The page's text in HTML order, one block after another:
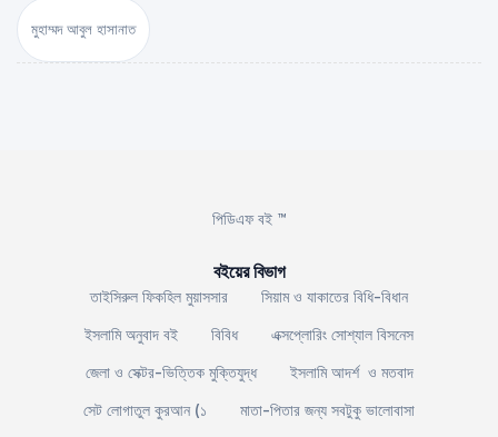
মুহাম্মদ আবুল হাসানাত
পিডিএফ বই ™
বইয়ের বিভাগ
তাইসিরুল ফিকহিল মুয়াসসার
সিয়াম ও যাকাতের বিধি-বিধান
ইসলামি অনুবাদ বই
বিবিধ
এক্সপ্লোরিং সোশ্যাল বিসনেস
জেলা ও সেক্টর-ভিত্তিক মুক্তিযুদ্ধ
ইসলামি আদর্শ ও মতবাদ
সেট লোগাতুল কুরআন (১
মাতা-পিতার জন্য সবটুকু ভালোবাসা